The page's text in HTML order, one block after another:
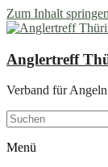
Zum Inhalt springen
Anglertreff
Verband für
Menü